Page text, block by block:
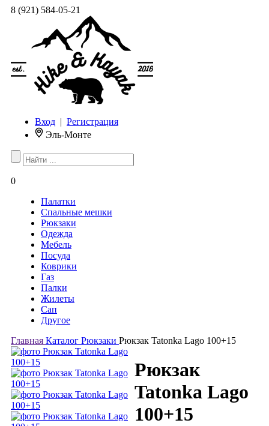
8 (921) 584-05-21
Вход | Регистрация
Эль-Монте
0
Палатки
Спальные мешки
Рюкзаки
Одежда
Мебель
Посуда
Коврики
Газ
Палки
Жилеты
Сап
Другое
Главная Каталог Рюкзаки Рюкзак Tatonka Lago 100+15
Рюкзак
Tatonka Lago
100+15